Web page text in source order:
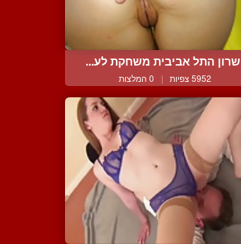
שרון התל אביבית משחקת לע...
5952 צפיות | 0 המלצות